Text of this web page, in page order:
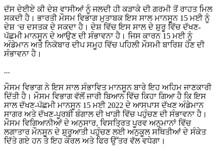
ਦੱਸ ਦੇਈਏ ਕੀ ਦੇਸ਼ ਵਾਸੀਆਂ ਨੂੰ ਜਲਦੀ ਹੀ ਕੜਾਕੇ ਦੀ ਗਰਮੀ ਤੋਂ ਰਾਹਤ ਮਿਲ
ਸਕਦੀ ਹੈ। ਭਾਰਤੀ ਮੌਸਮ ਵਿਭਾਗ ਮੁਤਾਬਕ ਇਸ ਸਾਲ ਮਾਨਸੂਨ 15 ਮਈ ਨੂੰ
ਦੇਸ਼ ‘ਚ ਦਸਤਕ ਦੇ ਸਕਦਾ ਹੈ। ਦੇਸ਼ ਵਿੱਚ ਇਸ ਸਾਲ ਦੇ ਸ਼ੁਰੂ ਵਿੱਚ ਦੱਖਣ-
ਪੱਛਮੀ ਮਾਨਸੂਨ ਦੇ ਆਉਣ ਦੀ ਸੰਭਾਵਨਾ ਹੈ। ਜਿਸ ਕਾਰਨ 15 ਮਈ ਨੂੰ
ਅੰਡੇਮਾਨ ਅਤੇ ਨਿਕੋਬਾਰ ਦੀਪ ਸਮੂਹ ਵਿੱਚ ਪਹਿਲੀ ਮੌਸਮੀ ਬਾਰਿਸ਼ ਹੋਣ ਦੀ
ਸੰਭਾਵਨਾ ਹੈ।
...
ਮੌਸਮ ਵਿਭਾਗ ਨੇ ਇਸ ਸਾਲ ਸੰਭਾਵਿਤ ਮਾਨਸੂਨ ਬਾਰੇ ਇਹ ਅਹਿਮ ਜਾਣਕਾਰੀ
ਦਿੱਤੀ ਹੈ। ਮੌਸਮ ਵਿਭਾਗ ਵੱਲੋਂ ਜਾਰੀ ਬਿਆਨ ਵਿੱਚ ਕਿਹਾ ਗਿਆ ਹੈ ਕਿ ਇਸ
ਸਾਲ ਦੱਖਣ-ਪੱਛਮੀ ਮਾਨਸੂਨ 15 ਮਈ 2022 ਦੇ ਆਸਪਾਸ ਦੱਖਣ ਅੰਡੇਮਾਨ
ਸਾਗਰ ਅਤੇ ਦੱਖਣ-ਪੂਰਬੀ ਬੰਗਾਲ ਦੀ ਖਾੜੀ ਵਿੱਚ ਪਹੁੰਚਣ ਦੀ ਸੰਭਾਵਨਾ ਹੈ।
ਮੌਸਮ ਵਿਗਿਆਨੀਆਂ ਦੇ ਅਨੁਸਾਰ, ਵਿਸਤ੍ਰਿਤ ਪੂਰਵ ਅਨੁਮਾਨਾਂ ਵਿੱਚ
ਲਗਾਤਾਰ ਮੌਨਸੂਨ ਦੇ ਸ਼ੁਰੂਆਤੀ ਪਹੁੰਚਣ ਲਈ ਅਨੁਕੂਲ ਸਥਿਤੀਆਂ ਦੇ ਸੰਕੇਤ
ਦਿੱਤੇ ਗਏ ਹਨ ਤੇ ਇਹ ਕੇਰਲ ਅਤੇ ਫਿਰ ਉੱਤਰ ਵੱਲ ਵਧੇਗਾ।